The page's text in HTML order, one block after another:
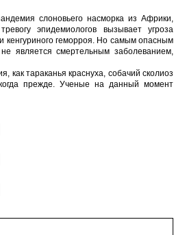
слоновьего насморка из Африки,
эпидемиологов вызывает угроза
кенгуриного геморроя. Но самым опасным
является смертельным заболеванием,
как тараканья краснуха, собачий сколиоз
прежде. Ученые на данный момент